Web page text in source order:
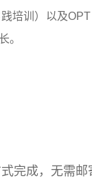
培训）以及
。
完成，无需